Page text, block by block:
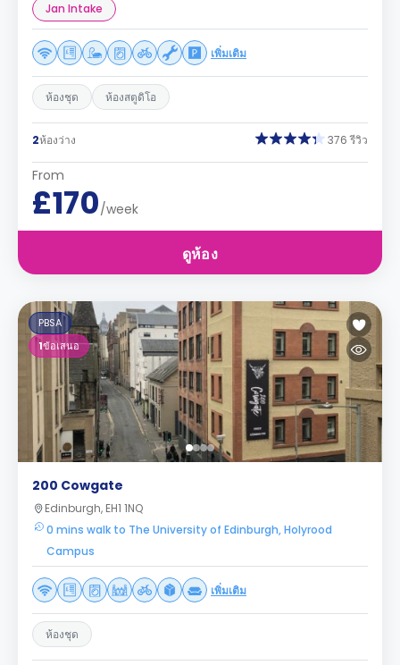
Jan Intake
เพิ่มเติม
ห้องชุด ห้องสตูดิโอ
2ห้องว่าง 376 รีวิว
From
£170/week
ดูห้อง
PBSA
1ข้อเสนอ
200 Cowgate
Edinburgh, EH1 1NQ
0 mins walk to The University of Edinburgh, Holyrood
Campus
เพิ่มเติม
ห้องชุด